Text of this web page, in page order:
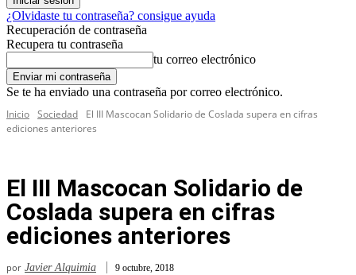
¿Olvidaste tu contraseña? consigue ayuda
Recuperación de contraseña
Recupera tu contraseña
tu correo electrónico
Se te ha enviado una contraseña por correo electrónico.
Inicio Sociedad
El III Mascocan Solidario de Coslada supera en cifras
ediciones anteriores
El III Mascocan Solidario de
Coslada supera en cifras
ediciones anteriores
por Javier Alquimia 9 octubre, 2018